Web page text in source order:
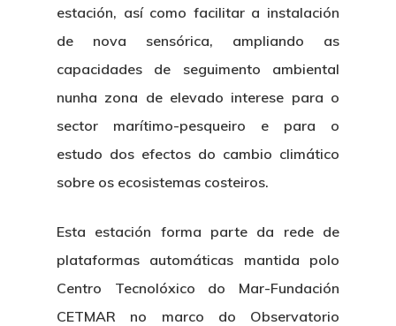
estación, así como facilitar a instalación
de nova sensórica, ampliando as
capacidades de seguimento ambiental
nunha zona de elevado interese para o
sector marítimo-pesqueiro e para o
estudo dos efectos do cambio climático
sobre os ecosistemas costeiros.
Esta estación forma parte da rede de
plataformas automáticas mantida polo
Centro Tecnolóxico do Mar-Fundación
CETMAR no marco do Observatorio